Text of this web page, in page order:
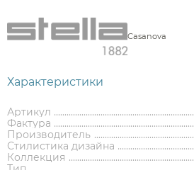
Аксессуары
Casanova
Характеристики
Артикул
Фактура
Производитель
Стилистика дизайна
Коллекция